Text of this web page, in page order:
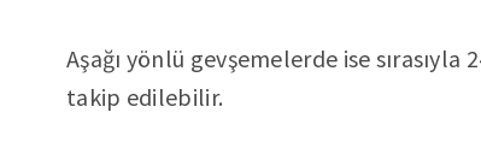
Aşağı yönlü gevşemelerde ise
takip edilebilir.